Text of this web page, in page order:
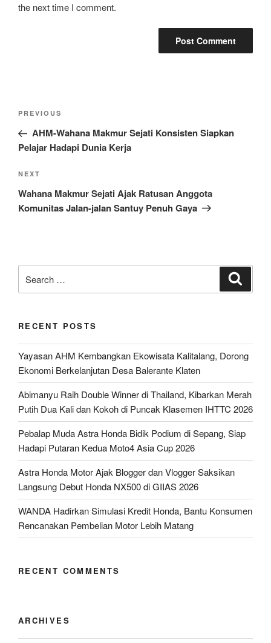
the next time I comment.
Previous
Post
PREVIOUS
AHM-Wahana Makmur Sejati Konsisten Siapkan
Pelajar Hadapi Dunia Kerja
Next
Post
NEXT
Wahana Makmur Sejati Ajak Ratusan Anggota
Komunitas Jalan-jalan Santuy Penuh Gaya
for:
RECENT POSTS
Yayasan AHM Kembangkan Ekowisata Kalitalang, Dorong
Ekonomi Berkelanjutan Desa Balerante Klaten
Abimanyu Raih Double Winner di Thailand, Kibarkan Merah
Putih Dua Kali dan Kokoh di Puncak Klasemen IHTTC 2026
Pebalap Muda Astra Honda Bidik Podium di Sepang, Siap
Hadapi Putaran Kedua Moto4 Asia Cup 2026
Astra Honda Motor Ajak Blogger dan Vlogger Saksikan
Langsung Debut Honda NX500 di GIIAS 2026
WANDA Hadirkan Simulasi Kredit Honda, Bantu Konsumen
Rencanakan Pembelian Motor Lebih Matang
RECENT COMMENTS
ARCHIVES